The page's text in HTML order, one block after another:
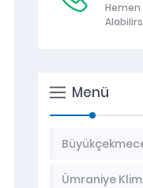
Hemen
Menü
Ümraniye